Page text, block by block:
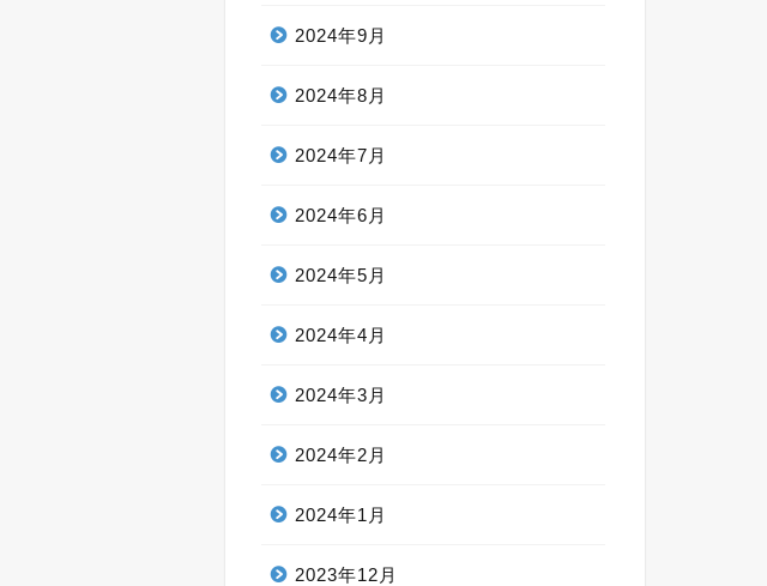
2024年9月
2024年8月
2024年7月
2024年6月
2024年5月
2024年4月
2024年3月
2024年2月
2024年1月
2023年12月